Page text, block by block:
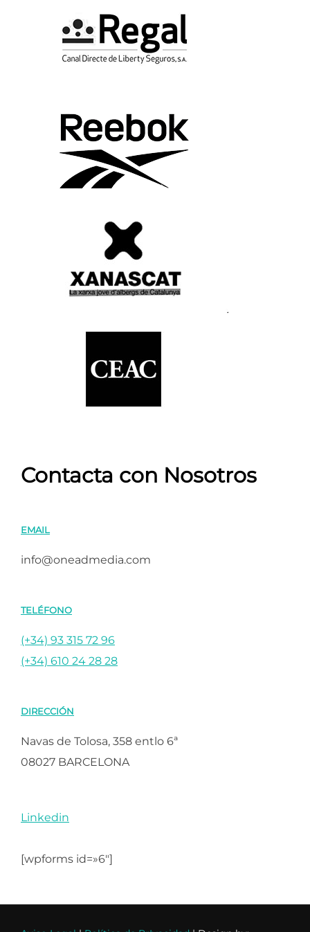
Contacta con Nosotros
EMAIL
info@oneadmedia.com
TELÉFONO
(+34) 93 315 72 96
(+34) 610 24 28 28
DIRECCIÓN
Navas de Tolosa, 358 entlo 6ª
08027 BARCELONA
Linkedin
[wpforms id=»6″]